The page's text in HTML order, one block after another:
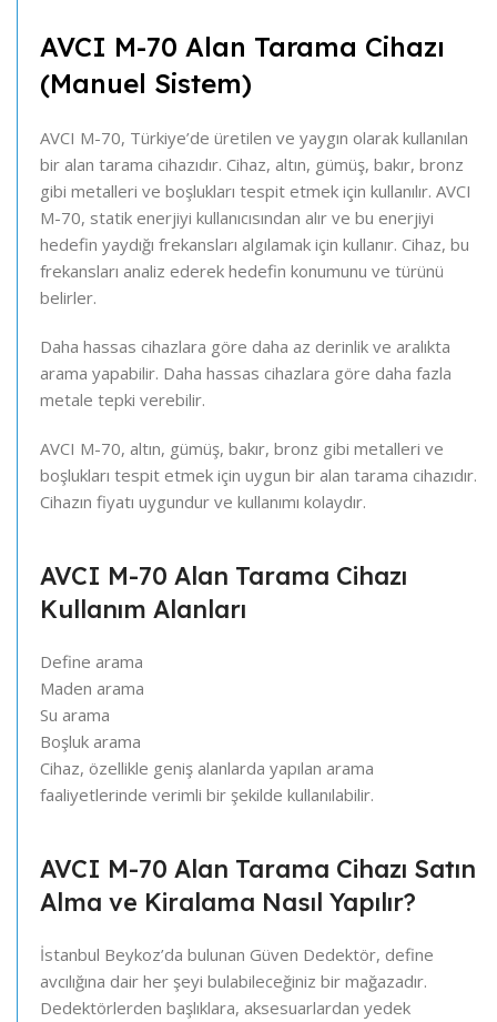
AVCI M-70 Alan Tarama Cihazı
(Manuel Sistem)
AVCI M-70, Türkiye’de üretilen ve yaygın olarak kullanılan
bir alan tarama cihazıdır. Cihaz, altın, gümüş, bakır, bronz
gibi metalleri ve boşlukları tespit etmek için kullanılır. AVCI
M-70, statik enerjiyi kullanıcısından alır ve bu enerjiyi
hedefin yaydığı frekansları algılamak için kullanır. Cihaz, bu
frekansları analiz ederek hedefin konumunu ve türünü
belirler.
Daha hassas cihazlara göre daha az derinlik ve aralıkta
arama yapabilir. Daha hassas cihazlara göre daha fazla
metale tepki verebilir.
AVCI M-70, altın, gümüş, bakır, bronz gibi metalleri ve
boşlukları tespit etmek için uygun bir alan tarama cihazıdır.
Cihazın fiyatı uygundur ve kullanımı kolaydır.
AVCI M-70 Alan Tarama Cihazı
Kullanım Alanları
Define arama
Maden arama
Su arama
Boşluk arama
Cihaz, özellikle geniş alanlarda yapılan arama
faaliyetlerinde verimli bir şekilde kullanılabilir.
AVCI M-70 Alan Tarama Cihazı Satın
Alma ve Kiralama Nasıl Yapılır?
İstanbul Beykoz’da bulunan Güven Dedektör, define
avcılığına dair her şeyi bulabileceğiniz bir mağazadır.
Dedektörlerden başlıklara, aksesuarlardan yedek